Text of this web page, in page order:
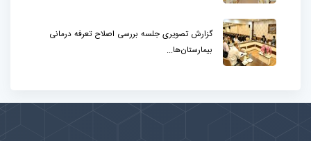
گزارش تصویری جلسه بررسی اصلاح تعرفه درمانی
بیمارستان‌ها...